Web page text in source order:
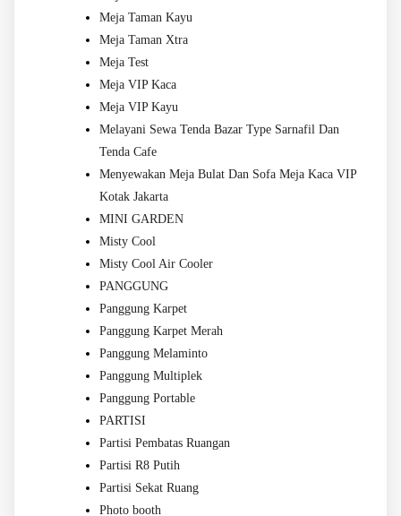
Meja Taman Kayu
Meja Taman Xtra
Meja Test
Meja VIP Kaca
Meja VIP Kayu
Melayani Sewa Tenda Bazar Type Sarnafil Dan
Tenda Cafe
Menyewakan Meja Bulat Dan Sofa Meja Kaca VIP
Kotak Jakarta
MINI GARDEN
Misty Cool
Misty Cool Air Cooler
PANGGUNG
Panggung Karpet
Panggung Karpet Merah
Panggung Melaminto
Panggung Multiplek
Panggung Portable
PARTISI
Partisi Pembatas Ruangan
Partisi R8 Putih
Partisi Sekat Ruang
Photo booth